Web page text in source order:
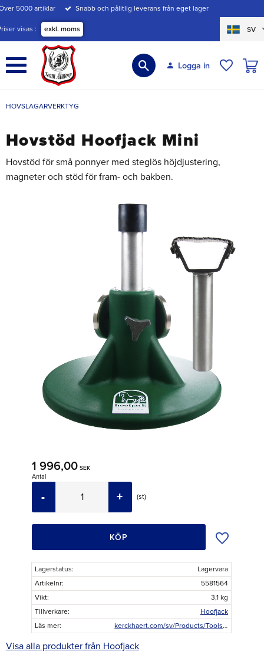
Meny
5000 artiklar Snabb och pålitlig leverans från eget lager
visas exkl. moms SV
Logga in
HOVSLAGARVERKTYG
Hovstöd Hoofjack Mini
Hovstöd för små ponnyer med steglös höjdjustering,
magneter och stöd för fram- och bakben.
1 996,00 SEK
Antal
st
+
-
KÖP Lägg till i
Lagerstatus
Lagervara
Artikelnr
5581564
Vikt
3,1 kg
Tillverkare
Hoofjack
Läs mer
kerckhaert.com/sv/Products/Tools/Workshop-tools/Footstands.aspx
Visa alla produkter från Hoofjack